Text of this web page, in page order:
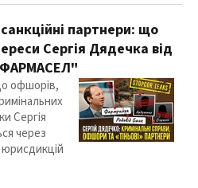
партнери: що
Сергія Дядечка від
офшорів,
Сергія
через
юрисдикцій